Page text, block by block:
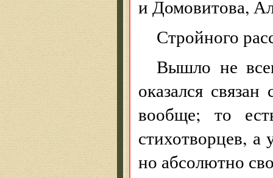
и Домовитова,
Стройного
Вышло не
оказался
вообще; то
стихотворцев,
но абсолютно